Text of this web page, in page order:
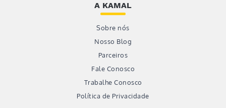
A KAMAL
Sobre nós
Nosso Blog
Parceiros
Fale Conosco
Trabalhe Conosco
Política de Privacidade